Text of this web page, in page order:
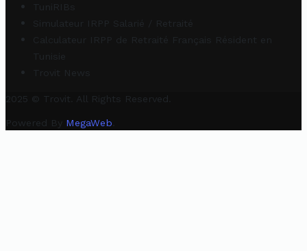
TuniRIBs
Simulateur IRPP Salarié / Retraité
Calculateur IRPP de Retraité Français Résident en
Tunisie
Trovit News
2025 © Trovit. All Rights Reserved.
Powered By MegaWeb